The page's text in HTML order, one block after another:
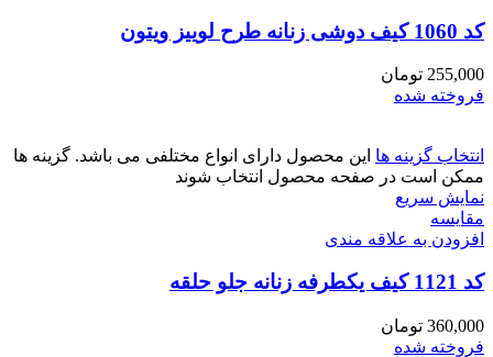
کد 1060 کیف دوشی زنانه طرح لوییز ویتون
255,000 تومان
فروخته شده
انتخاب گزینه ها این محصول دارای انواع مختلفی می باشد. گزینه ها
ممکن است در صفحه محصول انتخاب شوند
نمایش سریع
مقايسه
افزودن به علاقه مندی
کد 1121 کیف یکطرفه زنانه جلو حلقه
360,000 تومان
فروخته شده